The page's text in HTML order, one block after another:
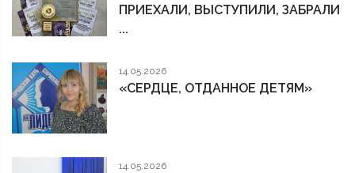
ПРИЕХАЛИ, ВЫСТУПИЛИ, ЗАБРАЛИ
...
14.05.2026
«СЕРДЦЕ, ОТДАННОЕ ДЕТЯМ»
14.05.2026